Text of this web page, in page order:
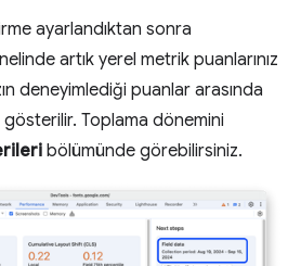
ayarlandıktan sonra
artık yerel metrik puanlarınız
deneyimlediği puanlar arasında
gösterilir. Toplama dönemini
bölümünde görebilirsiniz.